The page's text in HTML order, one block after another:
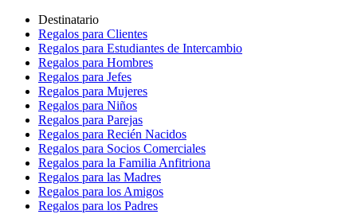
Destinatario
Regalos para Clientes
Regalos para Estudiantes de Intercambio
Regalos para Hombres
Regalos para Jefes
Regalos para Mujeres
Regalos para Niños
Regalos para Parejas
Regalos para Recién Nacidos
Regalos para Socios Comerciales
Regalos para la Familia Anfitriona
Regalos para las Madres
Regalos para los Amigos
Regalos para los Padres